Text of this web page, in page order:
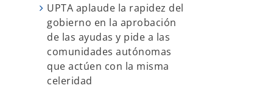
UPTA aplaude la rapidez del
gobierno en la aprobación
de las ayudas y pide a las
comunidades autónomas
que actúen con la misma
celeridad